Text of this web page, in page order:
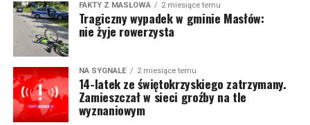
FAKTY Z MASŁOWA 2 miesiące temu
Tragiczny wypadek w gminie Masłów:
nie żyje rowerzysta
NA SYGNALE 2 miesiące temu
14-latek ze świętokrzyskiego zatrzymany.
Zamieszczał w sieci groźby na tle
wyznaniowym